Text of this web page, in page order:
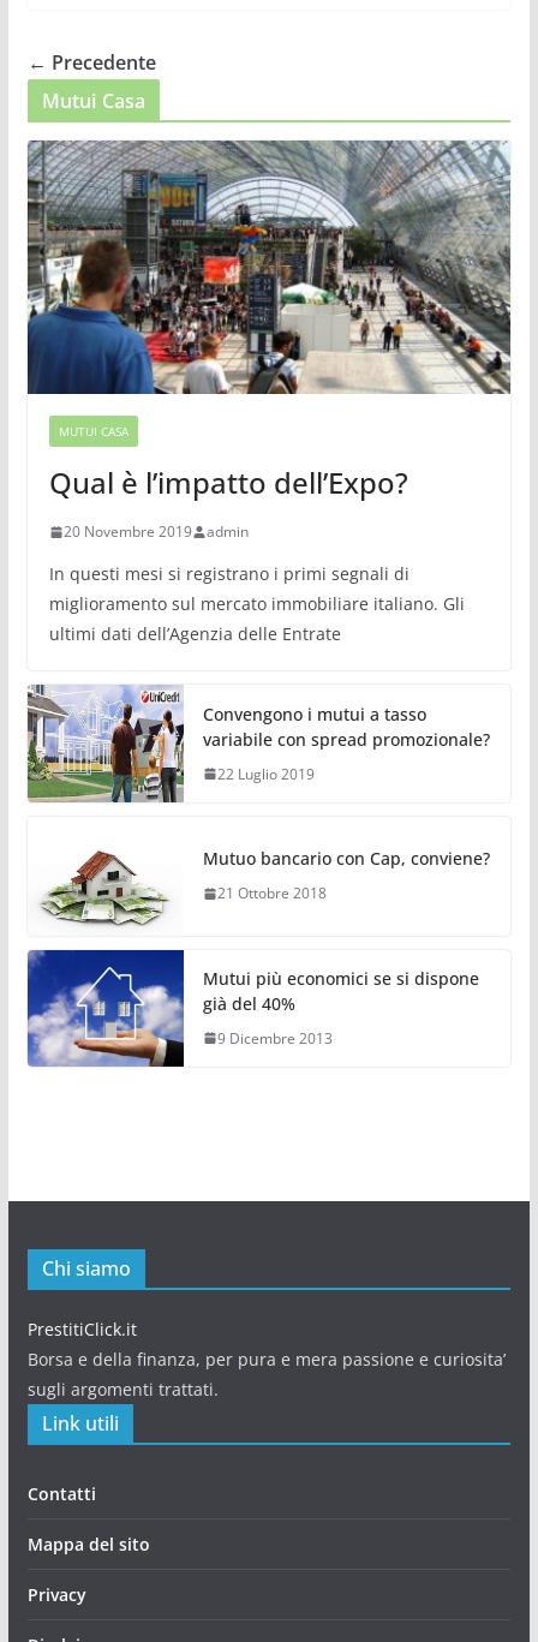
← Precedente
Mutui Casa
MUTUI CASA
Qual è l’impatto dell’Expo?
20 Novembre 2019 admin
In questi mesi si registrano i primi segnali di
miglioramento sul mercato immobiliare italiano. Gli
ultimi dati dell’Agenzia delle Entrate
Convengono i mutui a tasso
variabile con spread promozionale?
22 Luglio 2019
Mutuo bancario con Cap, conviene?
21 Ottobre 2018
Mutui più economici se si dispone
già del 40%
9 Dicembre 2013
Chi siamo
PrestitiClick.it
Borsa e della finanza, per pura e mera passione e curiosita’
sugli argomenti trattati.
Link utili
Contatti
Mappa del sito
Privacy